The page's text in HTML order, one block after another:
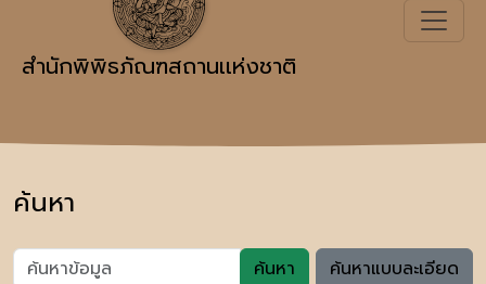
สำนักพิพิธภัณฑสถานเเห่งชาติ
ค้นหา
ค้นหา ค้นหาแบบละเอียด